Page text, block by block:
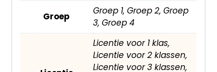
Groep
Groep 1, Groep 2, Groep
3, Groep 4
Licentie voor 1 klas,
Licentie voor 2 klassen,
Licentie voor 3 klassen,